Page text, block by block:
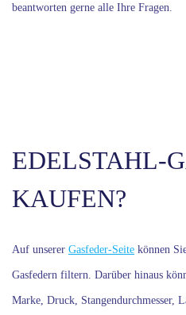
beantworten gerne alle Ihre Fragen.
EDELSTAHL-
KAUFEN?
Auf unserer Gasfeder-Seite können
Gasfedern filtern. Darüber hinaus
Marke, Druck, Stangendurchmesser,